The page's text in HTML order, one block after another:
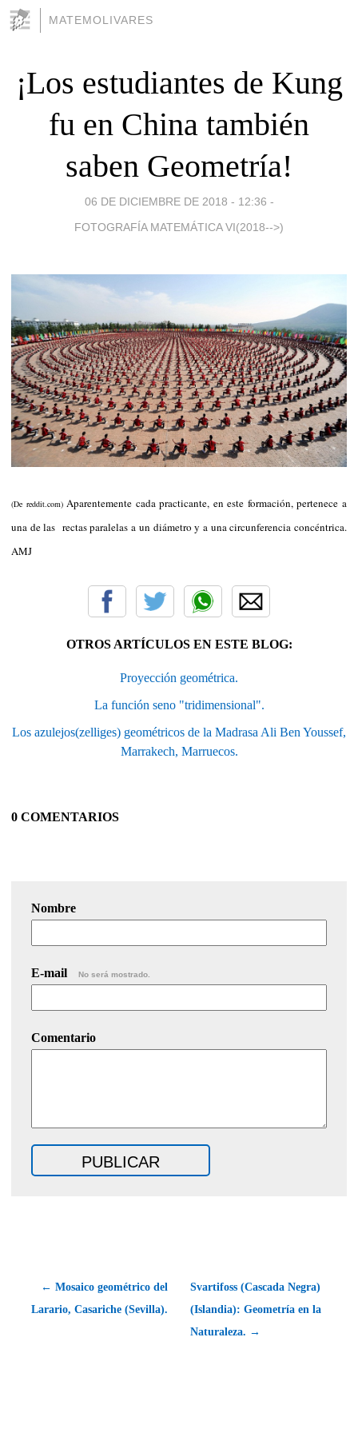
MATEMOLIVARES
¡Los estudiantes de Kung
fu en China también
saben Geometría!
06 DE DICIEMBRE DE 2018 - 12:36 -
FOTOGRAFÍA MATEMÁTICA VI(2018-->)
(De reddit.com)Aparentemente cada practicante, en este formación, pertenece a
una de las rectas paralelas a un diámetro y a una circunferencia concéntrica.
AMJ
OTROS ARTÍCULOS EN ESTE BLOG:
Proyección geométrica.
La función seno "tridimensional".
Los azulejos(zelliges) geométricos de la Madrasa Ali Ben Youssef,
Marrakech, Marruecos.
0 COMENTARIOS
Nombre
E-mail No será mostrado.
Comentario
← Mosaico geométrico del
Larario, Casariche (Sevilla).
Svartifoss (Cascada Negra)
(Islandia): Geometría en la
Naturaleza. →